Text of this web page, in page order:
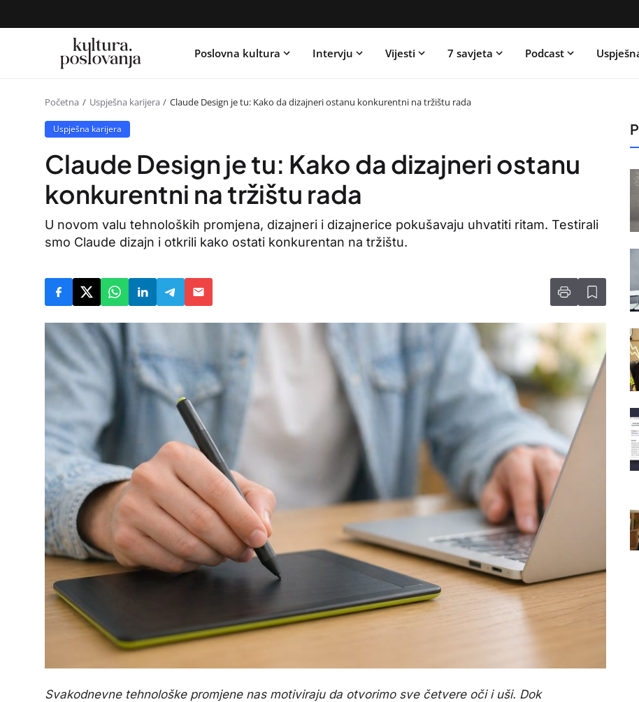
Poslovna kultura Intervju Vijesti 7 savjeta Podcast
Početna Uspješna karijera Claude Design je tu: Kako da dizajneri ostanu konkurentni na tržištu rada
Uspješna karijera
Claude Design je tu: Kako da dizajneri ostanu
konkurentni na tržištu rada
U novom valu tehnoloških promjena, dizajneri i dizajnerice pokušavaju uhvatiti ritam. Testirali
smo Claude dizajn i otkrili kako ostati konkurentan na tržištu.
Svakodnevne tehnološke promjene nas motiviraju da otvorimo sve četvere oči i uši. Dok